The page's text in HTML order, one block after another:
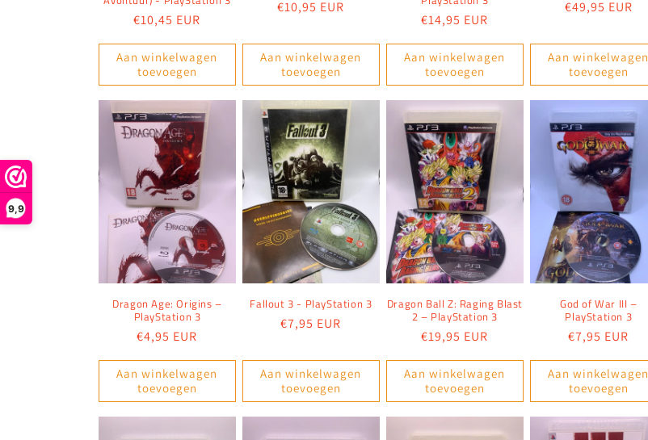
9,9
Normale
€10,45 EUR
Aan winkelwagen
toevoegen
Normale
€10,95 EUR
Aan winkelwagen
toevoegen
Normale
€14,95 EUR
Aan winkelwagen
toevoegen
Normale
€49,95 EUR
Aan winkelwagen
toevoegen
Dragon Age: Origins –
PlayStation 3
Normale
€4,95 EUR
Aan winkelwagen
toevoegen
Fallout 3 - PlayStation 3
Normale
€7,95 EUR
Aan winkelwagen
toevoegen
Dragon Ball Z: Raging Blast
2 – PlayStation 3
Normale
€19,95 EUR
Aan winkelwagen
toevoegen
God of War III –
PlayStation 3
Normale
€7,95 EUR
Aan winkelwagen
toevoegen